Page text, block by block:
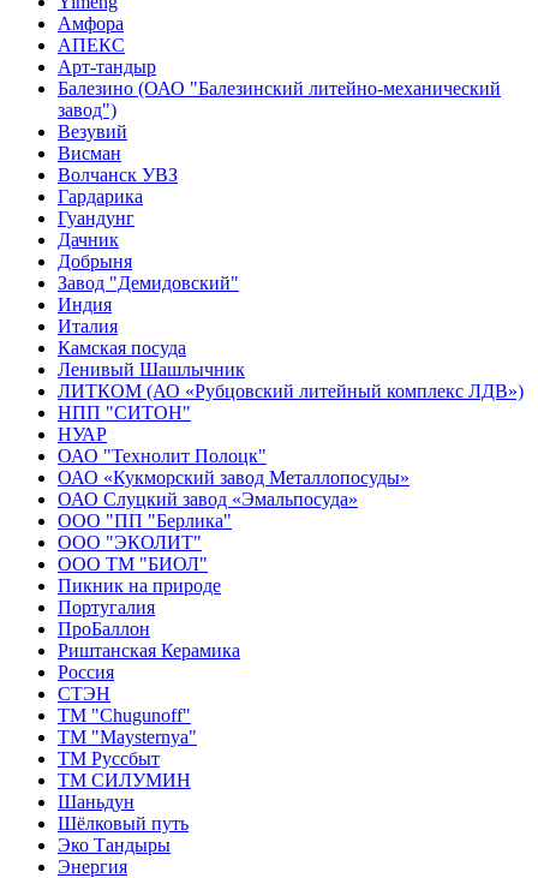
Амфора
АПЕКС
Арт-тандыр
Балезино (ОАО "Балезинский литейно-механический
завод")
Везувий
Висман
Волчанск УВЗ
Гардарика
Гуандунг
Дачник
Добрыня
Завод "Демидовский"
Индия
Италия
Камская посуда
Ленивый Шашлычник
ЛИТКОМ (АО «Рубцовский литейный комплекс ЛДВ»)
НПП "СИТОН"
НУАР
ОАО "Технолит Полоцк"
ОАО «Кукморский завод Металлопосуды»
ОАО Слуцкий завод «Эмальпосуда»
ООО "ПП "Берлика"
ООО "ЭКОЛИТ"
ООО ТМ "БИОЛ"
Пикник на природе
Португалия
ПроБаллон
Риштанская Керамика
Россия
СТЭН
ТМ "Chugunoff"
ТМ "Maysternya"
ТМ Руссбыт
ТМ СИЛУМИН
Шаньдун
Шёлковый путь
Эко Тандыры
Энергия